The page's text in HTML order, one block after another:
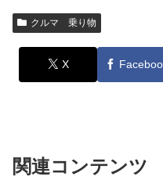
クルマ 乗り物
X
関連コンテンツ